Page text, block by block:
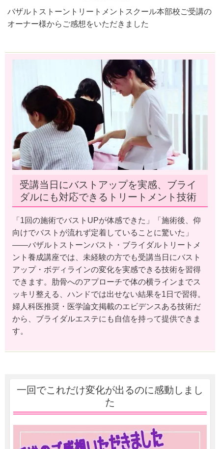
バザルトストーントリートメントスクール本部校ご受講の
オーナー様からご感想をいただきました
受講当日にバストアップを実感、ブライ
ダルにも対応できるトリートメント技術
「1回の施術でバストUPが体感できた」「施術後、仰
向けでバストが流れず定着していることに驚いた」
——バザルトストーンバスト・ブライダルトリートメ
ント養成講座では、未経験の方でも受講当日にバスト
アップ・ボディラインの変化を実感できる技術を習得
できます。肋骨へのアプローチで体の横ラインまでス
ッキリ整える、ハンドでは出せない結果を1日で習得。
婦人科医推奨・医学論文掲載のエビデンスある技術だ
から、ブライダルエステにも自信を持って提供できま
す。
一回でこれだけ変化が出るのに感動しまし
た